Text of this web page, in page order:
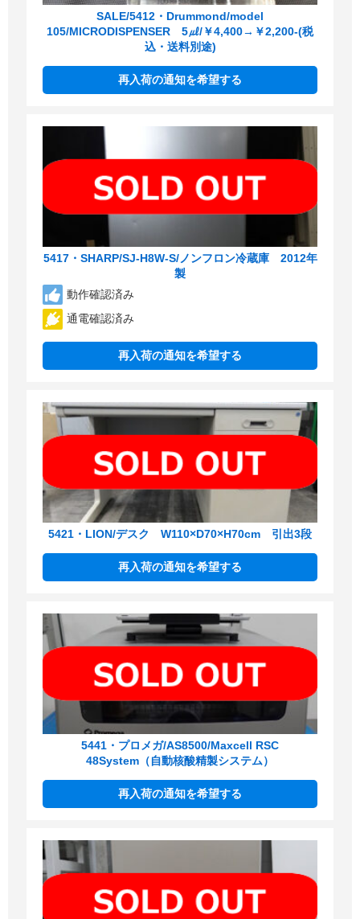
SALE/5412・Drummond/model
105/MICRODISPENSER 5㎕/￥4,400→￥2,200-(税
込・送料別途)
再入荷の通知を希望する
5417・SHARP/SJ-H8W-S/ノンフロン冷蔵庫 2012年
製
動作確認済み
通電確認済み
再入荷の通知を希望する
5421・LION/デスク W110×D70×H70cm 引出3段
再入荷の通知を希望する
5441・プロメガ/AS8500/Maxcell RSC
48System（自動核酸精製システム）
再入荷の通知を希望する